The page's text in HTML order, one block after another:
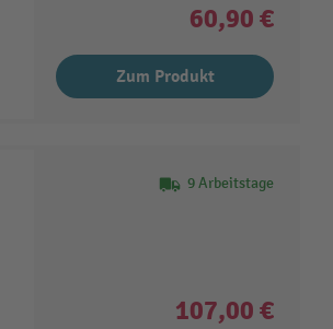
60,90 €
Zum Produkt
9 Arbeitstage
107,00 €